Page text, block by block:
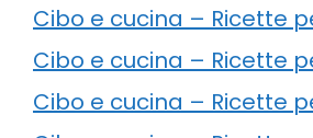
Cibo e cucina – Ricette
Cibo e cucina – Ricette
Cibo e cucina – Ricette